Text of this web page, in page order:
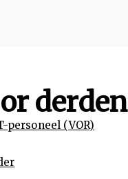
derden
personeel (VOR)